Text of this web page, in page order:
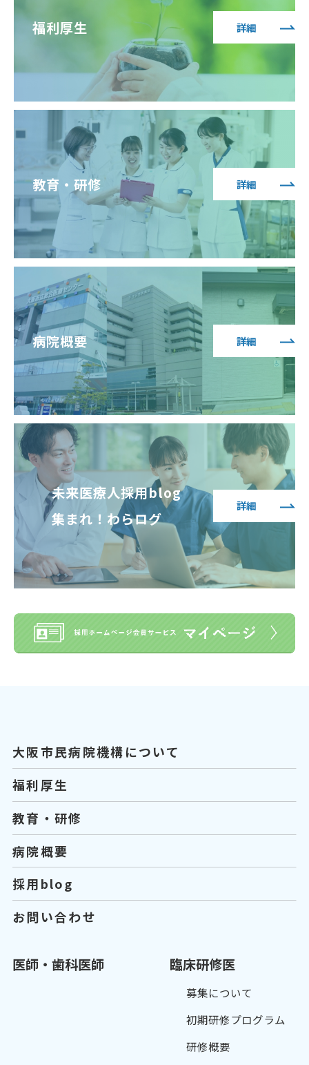
福利厚生 詳細
教育・研修 詳細
病院概要 詳細
未来医療人採用blog
集まれ！わらログ
詳細
大阪市民病院機構について
福利厚生
教育・研修
病院概要
採用blog
お問い合わせ
医師・歯科医師 臨床研修医
募集について
初期研修プログラム
研修概要